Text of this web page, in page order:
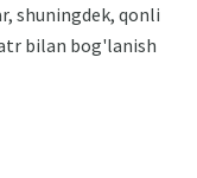
shuningdek, qonli
bilan bog'lanish